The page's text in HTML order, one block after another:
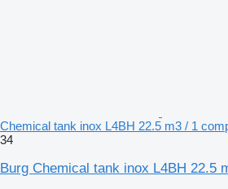
Chemical tank inox L4BH 22.5 m3 / 1
34
Burg Chemical tank inox L4BH 22.5